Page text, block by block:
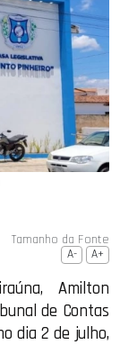
Tamanho da Fonte
A- A+
Amilton
de Contas
dia 2 de julho,